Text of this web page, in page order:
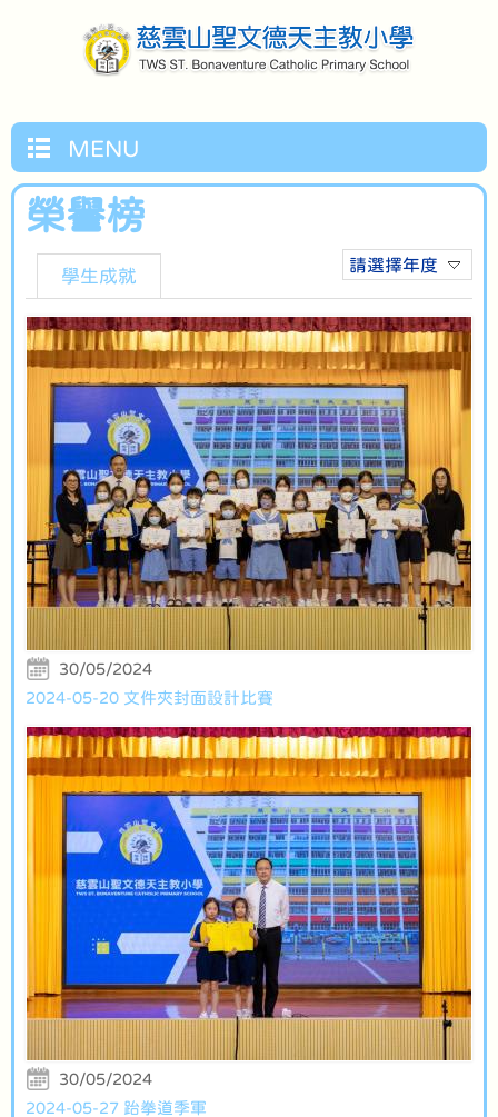
MENU
榮譽榜
請選擇年度
學生成就
30/05/2024
2024-05-20 文件夾封面設計比賽
30/05/2024
2024-05-27 跆拳道季軍